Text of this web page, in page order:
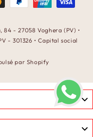
84 - 27058 Voghera (PV) •
- 301326 • Capital social
par Shopify